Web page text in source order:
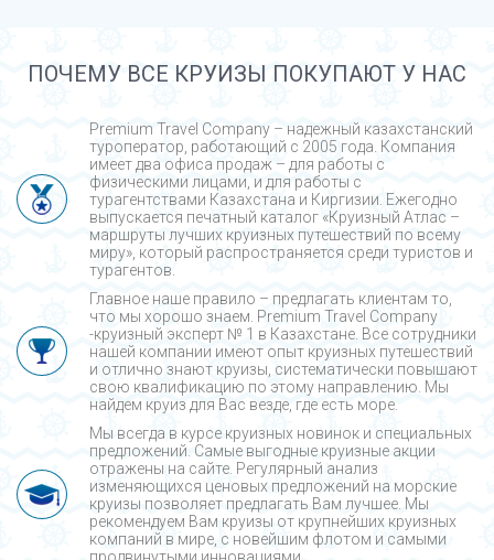
ПОЧЕМУ ВСЕ КРУИЗЫ ПОКУПАЮТ У НАС
Premium Travel Company – надежный казахстанский
туроператор, работающий с 2005 года. Компания
имеет два офиса продаж – для работы с
физическими лицами, и для работы с
турагентствами Казахстана и Киргизии. Ежегодно
выпускается печатный каталог «Круизный Атлас –
маршруты лучших круизных путешествий по всему
миру», который распространяется среди туристов и
турагентов.
Главное наше правило – предлагать клиентам то,
что мы хорошо знаем. Premium Travel Company
-круизный эксперт № 1 в Казахстане. Все сотрудники
нашей компании имеют опыт круизных путешествий
и отлично знают круизы, систематически повышают
свою квалификацию по этому направлению. Мы
найдем круиз для Вас везде, где есть море.
Мы всегда в курсе круизных новинок и специальных
предложений. Самые выгодные круизные акции
отражены на сайте. Регулярный анализ
изменяющихся ценовых предложений на морские
круизы позволяет предлагать Вам лучшее. Мы
рекомендуем Вам круизы от крупнейших круизных
компаний в мире, с новейшим флотом и самыми